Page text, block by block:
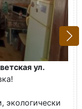
ул.
экологически